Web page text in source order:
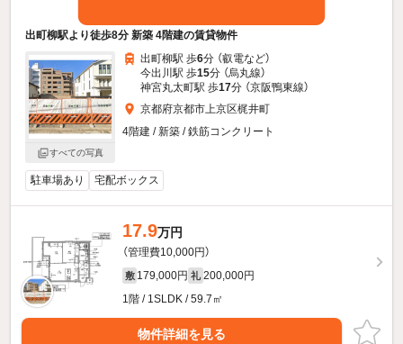
出町柳駅より徒歩8分 新築 4階建の賃貸物件
すべての写真
出町柳駅 歩6分 （叡電など）
今出川駅 歩15分 （烏丸線）
神宮丸太町駅 歩17分 （京阪鴨東線）
京都府京都市上京区梶井町
4階建 / 新築 / 鉄筋コンクリート
駐車場あり 宅配ボックス
17.9万円
（管理費10,000円）
敷 179,000円 礼 200,000円
1階 / 1SLDK / 59.7㎡
物件詳細を見る